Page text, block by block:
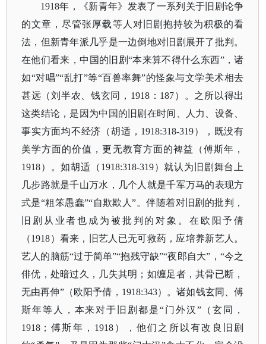
1918年，《新青年》发表了一系列关于旧剧论争
的文章，尽管张厚载等人对旧剧抱持较为积极的看
法，但新青年派几乎是一边倒地对旧剧展开了批判。
在他们看来，中国的旧剧“本来算不得什么东西”，诸
如“对唱”“乱打”等“百兽率舞”的怪象与文学美术相去
甚远（刘半农、钱玄同，1918：187）。之所以得出
这类结论，是因为中国的旧剧在时间、人力、设备、
事实方面均不经济（胡适，1918:318-319），既没有
美学方面的价值，更无教育方面的裨益（傅斯年，
1918）。如胡适（1918:318-319）就认为旧剧舞台上
几步路就是千山万水，几个人就是千军万马的表现方
式是“粗笨愚蠢”“自欺欺人”。伴随着对旧剧的批判，
旧剧从业者也成为被批判的对象。在欧阳予倩
（1918）看来，旧艺人已无可救药，应培养新艺人。
艺人的脑筋“过于简单”“抱残守缺”“夜郎自大”，“今之
俳优，处暗过久，几失其明；如缠足者，其骨已断，
无由再伸”（欧阳予倩，1918:343）。诸如钱玄同、傅
斯年等人，本来对于旧剧都是“门外汉”（玄同，
1918；傅斯年，1918），他们之所以有改良旧剧